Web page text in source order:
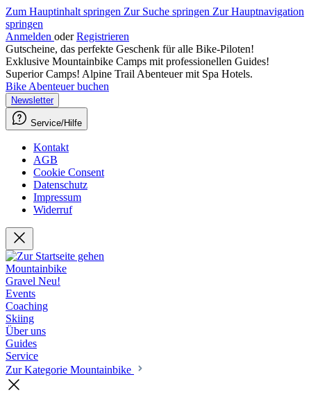
Zum Hauptinhalt springen Zur Suche springen Zur Hauptnavigation
springen
Anmelden oder Registrieren
Gutscheine, das perfekte Geschenk für alle Bike-Piloten!
Exklusive Mountainbike Camps mit professionellen Guides!
Superior Camps! Alpine Trail Abenteuer mit Spa Hotels.
Bike Abenteuer buchen
Newsletter
Service/Hilfe
Kontakt
AGB
Cookie Consent
Datenschutz
Impressum
Widerruf
Mountainbike
Gravel Neu!
Events
Coaching
Skiing
Über uns
Guides
Service
Zur Kategorie Mountainbike